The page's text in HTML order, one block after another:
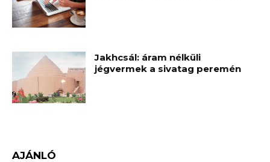
Jakhcsál: áram nélküli
jégvermek a sivatag peremén
AJÁNLÓ